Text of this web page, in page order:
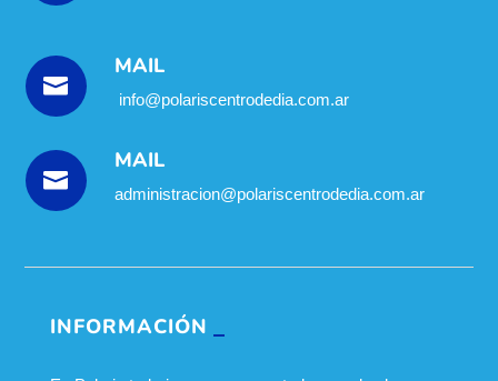

MAIL
info@polariscentrodedia.com.ar

MAIL
administracion@polariscentrodedia.com.ar
INFORMACIÓN